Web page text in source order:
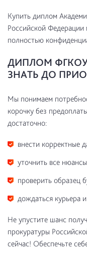
Купить диплом
Российской
полностью
ДИПЛОМ
ЗНАТЬ ДО
Мы понимаем
корочку без
достаточно:
внести корректные
уточнить все
проверить образец
дождаться курьера
Не упустите шанс
прокуратуры
сейчас! Обеспечьте